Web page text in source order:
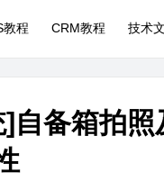
教程 CRM教程 技术
自备箱拍照